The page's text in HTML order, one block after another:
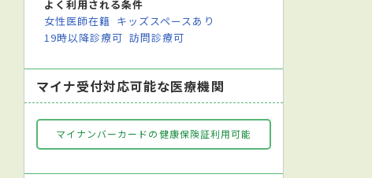
よく利用される条件
女性医師在籍 キッズスペースあり
19時以降診療可 訪問診療可
マイナ受付対応可能な医療機関
マイナンバーカードの健康保険証利用可能